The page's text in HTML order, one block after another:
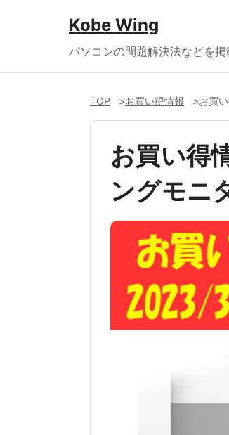
Kobe Wing
パソコンの問題解決法などを掲
TOP お買い得情報 お買
お買い得
ングモニ